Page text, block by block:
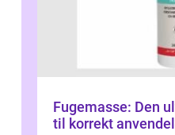
Fugemasse: Den
til korrekt